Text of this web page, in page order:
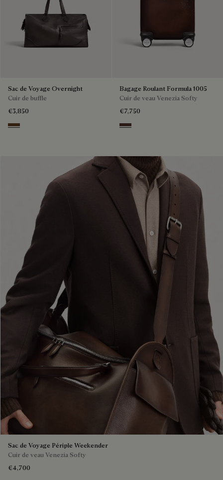
Sac de Voyage Overnight
Cuir de buffle
€3,850
Dark Brown
Bagage Roulant Formula 1005
Cuir de veau Venezia Softy
€7,750
Soft Brown
Sac de Voyage Périple Weekender
Cuir de veau Venezia Softy
€4,700